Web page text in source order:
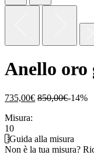
Anello oro
735,00€ 850,00€-14%
Misura:
10
Guida alla misura
Non è la tua misura?